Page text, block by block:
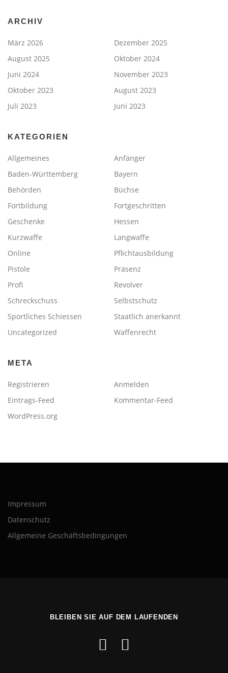
ARCHIV
März 2026
Dezember 2025
August 2025
Oktober 2024
Juni 2024
November 2023
Oktober 2023
August 2023
Juli 2023
Juni 2023
KATEGORIEN
Allgemeines
Anfänger
Baden-Württemberg
Bayern
Behörden
Büchse
Fortbildung
Fortgeschritten
Geschenke
Hessen
Kurzwaffe
Langwaffe
Online
Pflichtausbildung
Pistole
Präsenz
Profi
Revolver
Schreckschuss
Selbstschutz
Sportliches Schiessen
Staatlich anerkannt
Uncategorized
Waffenrecht
META
Registrieren
Anmelden
Eintrags-Feed
Kommentar-Feed
WordPress.org
Impressum
Datenschutz
Allgemeine Geschäftsbedingungen
BLEIBEN SIE AUF DEM LAUFENDEN